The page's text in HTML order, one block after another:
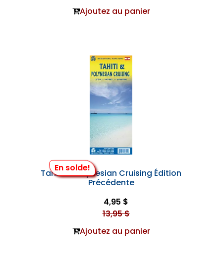
Ajoutez au panier
En solde!
Tahiti & Polynesian Cruising Édition
Précédente
4,95 $
13,95 $
Ajoutez au panier